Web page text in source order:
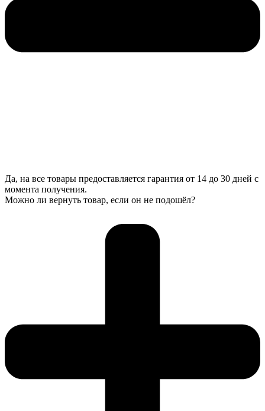
Да, на все товары предоставляется гарантия от 14 до 30 дней с
момента получения.
Можно ли вернуть товар, если он не подошёл?